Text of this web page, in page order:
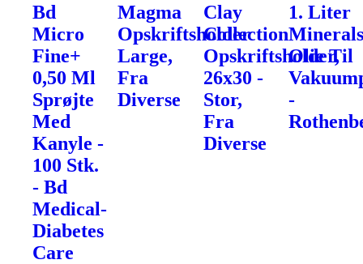
Bd
Micro
Fine+
0,50 Ml
Sprøjte
Med
Kanyle -
100 Stk.
- Bd
Medical-
Diabetes
Care
Magma
Opskriftsholder
Large,
Fra
Diverse
Clay
Collection
Opskriftsholder,
26x30 -
Stor,
Fra
Diverse
1. Liter
Olie Til
-